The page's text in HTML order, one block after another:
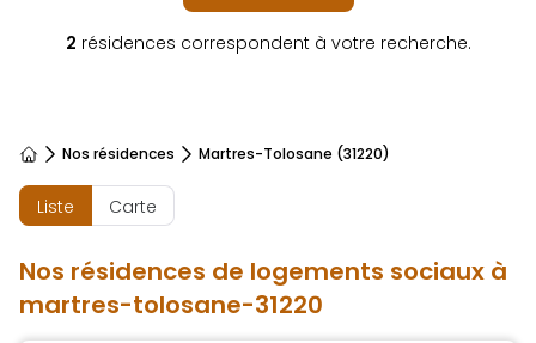
2 résidences correspondent à votre recherche.
AccueilNos résidences Martres-Tolosane (31220)
Liste Carte
Nos résidences de logements sociaux à
martres-tolosane-31220